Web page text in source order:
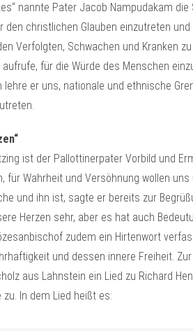
nannte Pater Jacob Nampudakam
den christlichen Glauben einzutreten
Verfolgten, Schwachen und Kranken
für die Würde des Menschen
er uns, nationale und ethnische
ist der Pallottinerpater Vorbild und
für Wahrheit und Versöhnung wollen uns
und ihn ist, sagte er bereits zur
Herzen sehr, aber es hat auch
zudem ein Hirtenwort
und dessen innere Freiheit.
aus Lahnstein ein Lied zu Richard
In dem Lied heißt es: